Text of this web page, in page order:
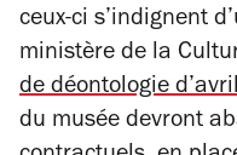
ceux-ci s’indignent
ministère de la
de déontologie
du musée devront